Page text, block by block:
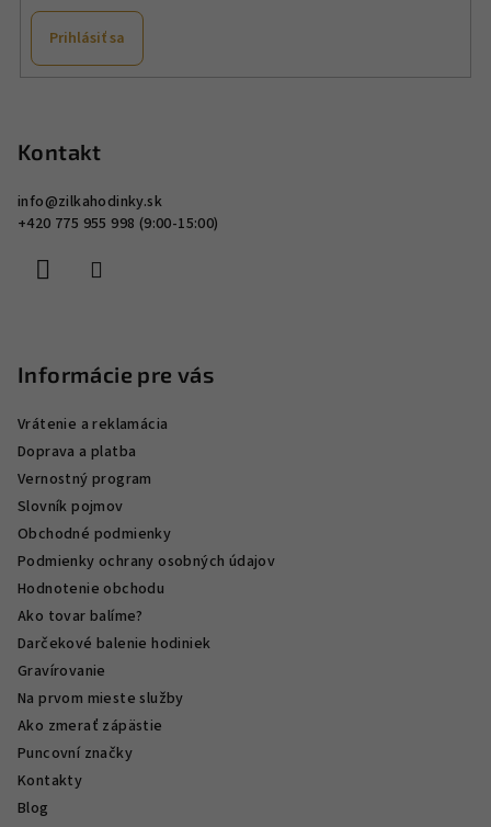
p
Prihlásiť sa
Kontakt
info@zilkahodinky.sk
+420 775 955 998 (9:00-15:00)
Informácie pre vás
Vrátenie a reklamácia
Doprava a platba
Vernostný program
Slovník pojmov
Obchodné podmienky
Podmienky ochrany osobných údajov
Hodnotenie obchodu
Ako tovar balíme?
Darčekové balenie hodiniek
Gravírovanie
Na prvom mieste služby
Ako zmerať zápästie
Puncovní značky
Kontakty
Blog